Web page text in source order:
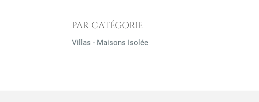
PAR CATÉGORIE
Villas - Maisons Isolée